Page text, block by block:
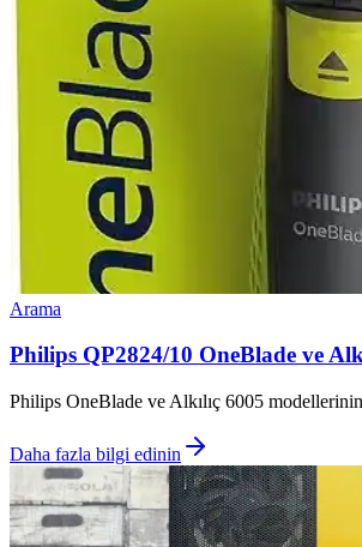
Arama
Philips QP2824/10 OneBlade ve
Philips OneBlade ve Alkılıç 6005
Daha fazla bilgi edinin